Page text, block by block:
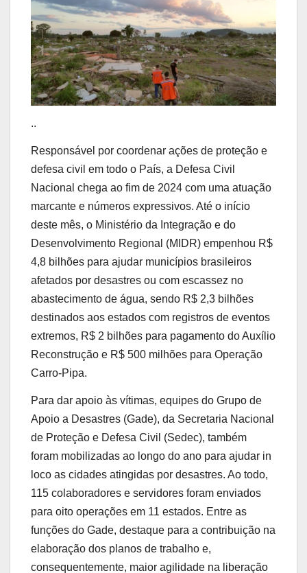
..
Responsável por coordenar ações de proteção e
defesa civil em todo o País, a Defesa Civil
Nacional chega ao fim de 2024 com uma atuação
marcante e números expressivos. Até o início
deste mês, o Ministério da Integração e do
Desenvolvimento Regional (MIDR) empenhou R$
4,8 bilhões para ajudar municípios brasileiros
afetados por desastres ou com escassez no
abastecimento de água, sendo R$ 2,3 bilhões
destinados aos estados com registros de eventos
extremos, R$ 2 bilhões para pagamento do Auxílio
Reconstrução e R$ 500 milhões para Operação
Carro-Pipa.
Para dar apoio às vítimas, equipes do Grupo de
Apoio a Desastres (Gade), da Secretaria Nacional
de Proteção e Defesa Civil (Sedec), também
foram mobilizadas ao longo do ano para ajudar in
loco as cidades atingidas por desastres. Ao todo,
115 colaboradores e servidores foram enviados
para oito operações em 11 estados. Entre as
funções do Gade, destaque para a contribuição na
elaboração dos planos de trabalho e,
consequentemente, maior agilidade na liberação